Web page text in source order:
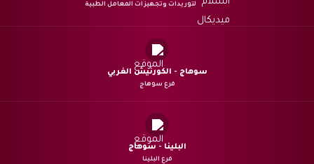
لتوريدات وتجهيزات المعامل الطبية
سوهاج - الكورنيش الغربي
فرع سوهاج
البلينا - سوهاج
فرع البلينا